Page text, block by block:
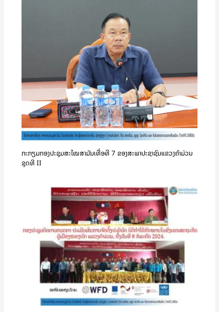
ກະກຽມກອງປະຊຸມສະໄໝສາມັນເທື່ອທີ 7 ຂອງສະພາປະຊາຊົນແຂວງຄໍາມ່ວນ
ຊຸດທີ II